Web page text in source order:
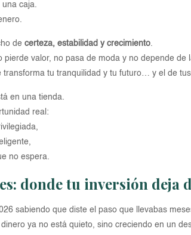
una caja.
de certeza, estabilidad y crecimiento.
pierde valor, no pasa de moda y no depende de
transforma tu tranquilidad y tu futuro… y el de
en una tienda.
real:
no espera.
donde tu inversión deja
sabiendo que diste el paso que llevabas
ya no está quieto, sino creciendo en un